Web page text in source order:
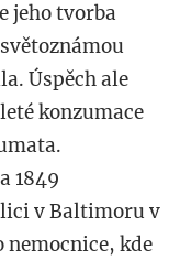
jeho tvorba
Úspěch ale
konzumace
1849
v Baltimoru v
nemocnice, kde